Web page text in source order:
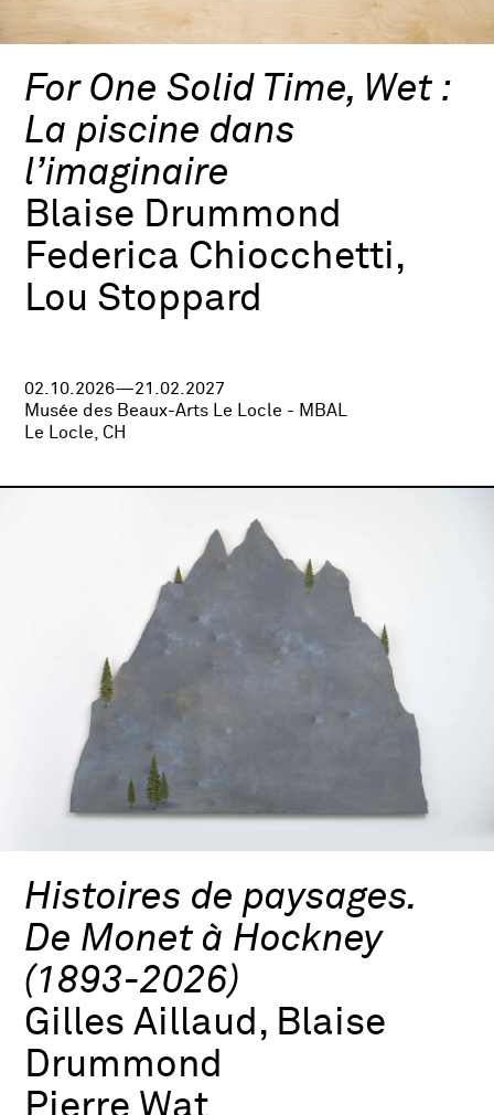
For One Solid Time, Wet :
La piscine dans
l’imaginaire
Blaise Drummond
Federica Chiocchetti,
Lou Stoppard
02.10.2026—21.02.2027
Musée des Beaux-Arts Le Locle - MBAL
Le Locle, CH
Histoires de paysages.
De Monet à Hockney
(1893-2026)
Gilles Aillaud, Blaise
Drummond
Pierre Wat